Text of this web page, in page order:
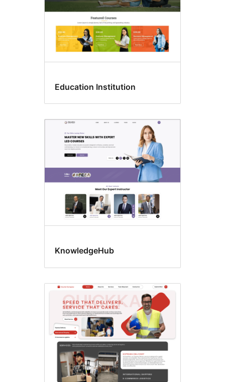
Education Institution
KnowledgeHub